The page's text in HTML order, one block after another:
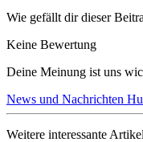
Wie gefällt dir dieser
Keine Bewertung
Deine Meinung ist uns
News und Nachrichten
Weitere interessante Artikel